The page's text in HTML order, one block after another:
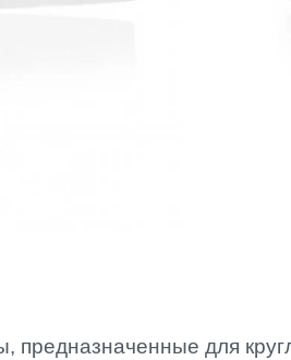
предназначенные для